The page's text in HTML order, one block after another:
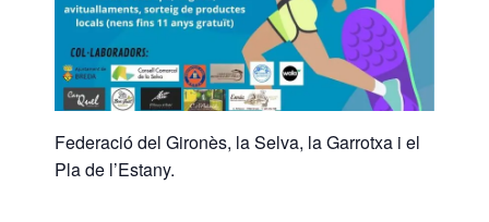
Federació del Gironès, la Selva, la Garrotxa i el
Pla de l’Estany.